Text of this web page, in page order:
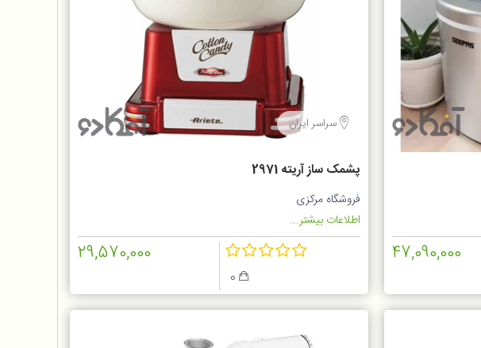
47,090,000
سراسر ایران
پشمک ساز آریته 2971
فروشگاه مرکزی
اطلاعات بیشتر...
29,570,000